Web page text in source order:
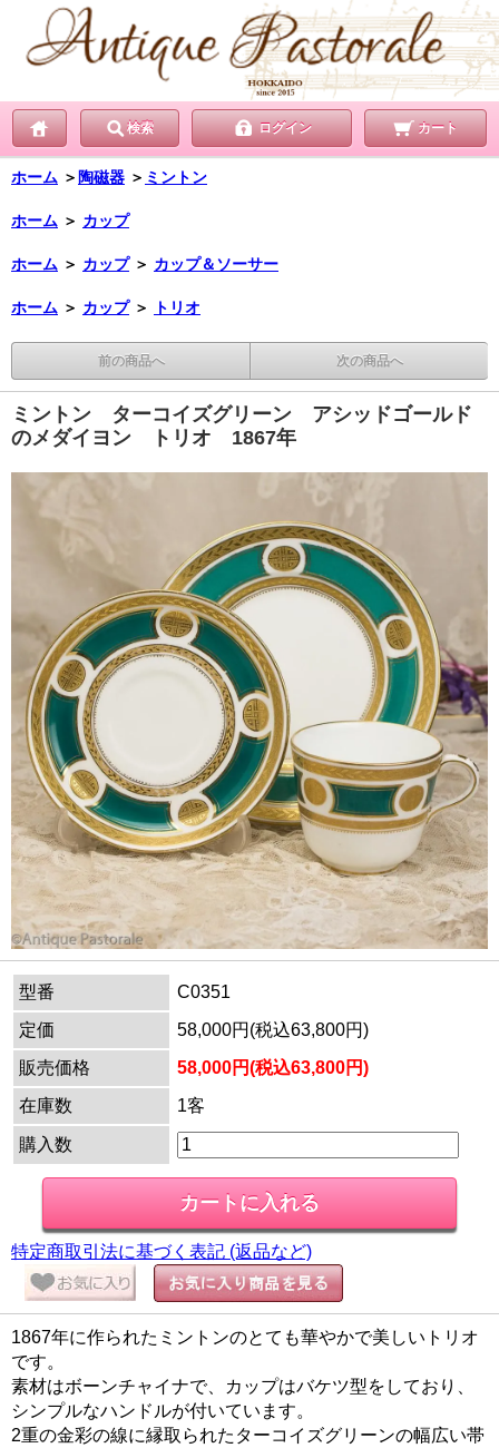
検索 ログイン カート
ホーム ＞陶磁器 ＞ ミントン
ホーム ＞ カップ
ホーム ＞ カップ ＞ カップ＆ソーサー
ホーム ＞ カップ ＞ トリオ
前の商品へ 次の商品へ
ミントン ターコイズグリーン アシッドゴールド
のメダイヨン トリオ 1867年
型番
C0351
定価
58,000円(税込63,800円)
販売価格
58,000円(税込63,800円)
在庫数
1客
購入数
特定商取引法に基づく表記 (返品など)
1867年に作られたミントンのとても華やかで美しいトリオ
です。
素材はボーンチャイナで、カップはバケツ型をしており、
シンプルなハンドルが付いています。
2重の金彩の線に縁取られたターコイズグリーンの幅広い帯